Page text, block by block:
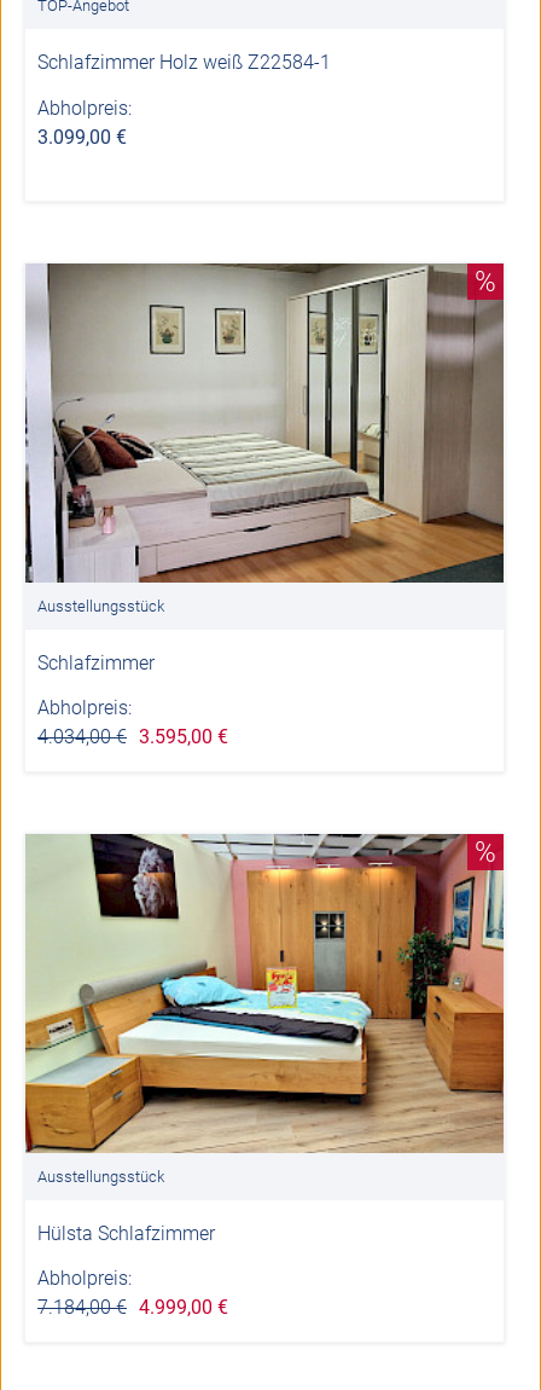
TOP-Angebot
Schlafzimmer Holz weiß Z22584-1
Abholpreis:
3.099,00 €
%
Ausstellungsstück
Schlafzimmer
Abholpreis:
4.034,00 € 3.595,00 €
%
Ausstellungsstück
Hülsta Schlafzimmer
Abholpreis:
7.184,00 € 4.999,00 €